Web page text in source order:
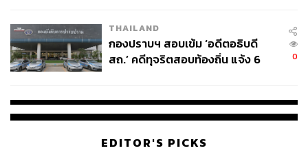
THAILAND
กองปราบฯ สอบเข้ม ‘อดีตอธิบดี
สถ.’ คดีทุจริตสอบท้องถิ่น แจ้ง 6
0
EDITOR'S PICKS